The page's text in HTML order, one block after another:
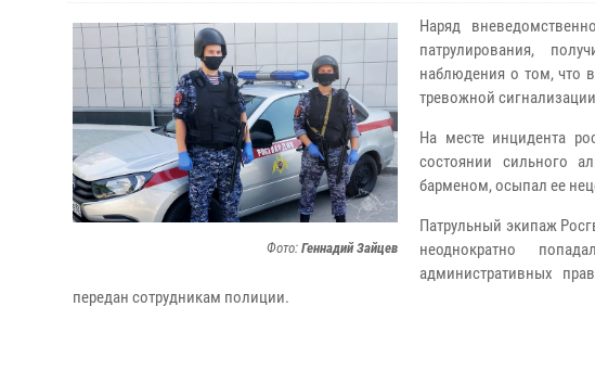
Фото: Геннадий Зайцев
Наряд
патрулирования,
наблюдения о том, что
тревожной
На месте инцидента
состоянии сильного
барменом, осыпал ее
Патрульный экипаж
неоднократно
административных
передан сотрудникам полиции.